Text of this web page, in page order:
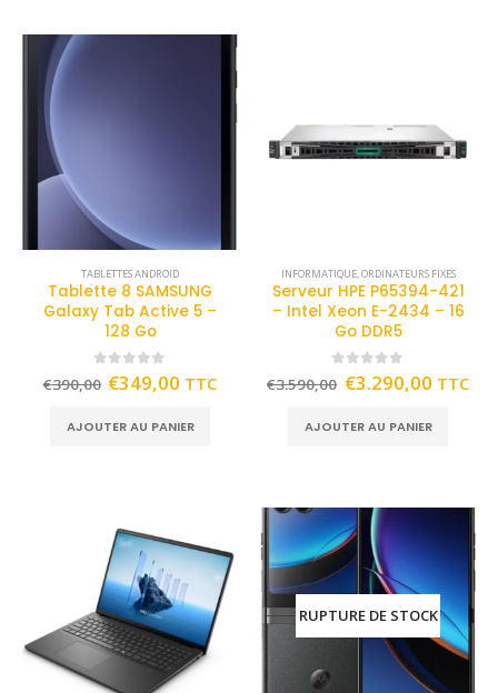
TABLETTES ANDROID
Tablette 8 SAMSUNG
Galaxy Tab Active 5 –
128 Go
out of 5
€390,00 €349,00 TTC
AJOUTER AU PANIER
INFORMATIQUE,ORDINATEURS FIXES
Serveur HPE P65394-421
– Intel Xeon E-2434 – 16
Go DDR5
out of 5
€3.590,00 €3.290,00 TTC
AJOUTER AU PANIER
RUPTURE DE STOCK